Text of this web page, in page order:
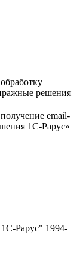
решения
email-
1С-Рарус»
Рарус" 1994-